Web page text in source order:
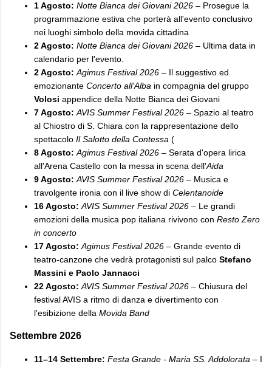
1 Agosto: Notte Bianca dei Giovani 2026 – Prosegue la
programmazione estiva che porterà all'evento conclusivo
nei luoghi simbolo della movida cittadina
2 Agosto: Notte Bianca dei Giovani 2026 – Ultima data in
calendario per l'evento.
2 Agosto: Agimus Festival 2026 – Il suggestivo ed
emozionante Concerto all'Alba in compagnia del gruppo
Volosi appendice della Notte Bianca dei Giovani
7 Agosto: AVIS Summer Festival 2026 – Spazio al teatro
al Chiostro di S. Chiara con la rappresentazione dello
spettacolo Il Salotto della Contessa (
8 Agosto: Agimus Festival 2026 – Serata d'opera lirica
all'Arena Castello con la messa in scena dell'Aida
9 Agosto: AVIS Summer Festival 2026 – Musica e
travolgente ironia con il live show di Celentanoide
16 Agosto: AVIS Summer Festival 2026 – Le grandi
emozioni della musica pop italiana rivivono con Resto Zero
in concerto
17 Agosto: Agimus Festival 2026 – Grande evento di
teatro-canzone che vedrà protagonisti sul palco Stefano
Massini e Paolo Jannacci
22 Agosto: AVIS Summer Festival 2026 – Chiusura del
festival AVIS a ritmo di danza e divertimento con
l'esibizione della Movida Band
​Settembre 2026
11–14 Settembre: Festa Grande - Maria SS. Addolorata – I